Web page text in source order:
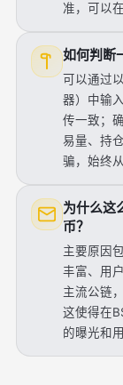
准，可以
如何判断
可以通过
器）中输
传一致；
易量、持
骗，始终
为什么这
币？
主要原因
丰富、用
主流公链
这使得在
的曝光和